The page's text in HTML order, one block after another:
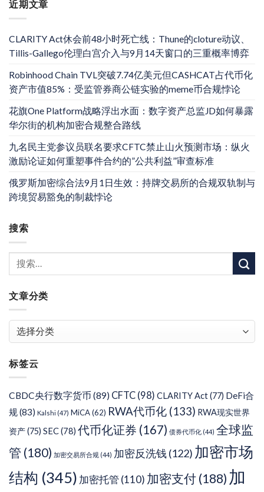
近期文章
CLARITY Act休会前48小时死亡线：Thune的cloture动议、
Tillis-Gallego伦理白宫介入与9月14天窗口的三重概率博弈
Robinhood Chain TVL突破7.74亿美元但CASHCAT占代币化
资产市值85%：受监管券商公链实验的meme币合规悖论
花旗One Platform战略浮出水面：数字资产总监JD如何暴露
华尔街的机构加密合规整合路线
九名民主党参议员联名要求CFTC禁止山火预测市场：纵火
激励论证如何重塑事件合约的”公共利益”审查标准
俄罗斯加密综合法9月1日生效：持牌交易所的合规双轨制与
跨境贸易豁免的制裁悖论
搜索
文章分类
类
标签云
CBDC央行数字货币 (89) CFTC (98) CLARITY Act(77) DeFi合
规(83) Kalshi (47) MiCA(62) RWA代币化 (133) RWA现实世界
资产(75) SEC(78) 代币化证券 (167) 债券代币化 (44) 全球监
管 (180) 加密交易所合规 (44) 加密反洗钱 (122) 加密市场
结构 (345) 加密托管 (110) 加密支付 (188) 加